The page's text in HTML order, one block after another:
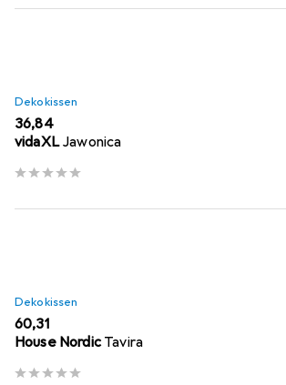
Dekokissen
EUR
36,84
vidaXL Jawonica
Dekokissen
EUR
60,31
House Nordic Tavira